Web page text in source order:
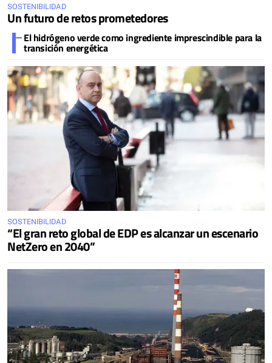
SOSTENIBILIDAD
Un futuro de retos prometedores
El hidrógeno verde como ingrediente imprescindible para la
transición energética
SOSTENIBILIDAD
“El gran reto global de EDP es alcanzar un escenario
NetZero en 2040”